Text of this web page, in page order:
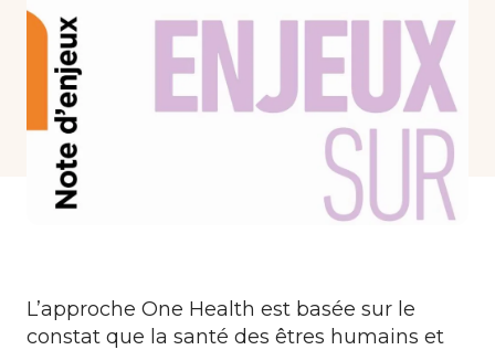
Formations
Communautés de pratique
Expérimentations
Évènements
L’approche One Health est basée sur le
constat que la santé des êtres humains et